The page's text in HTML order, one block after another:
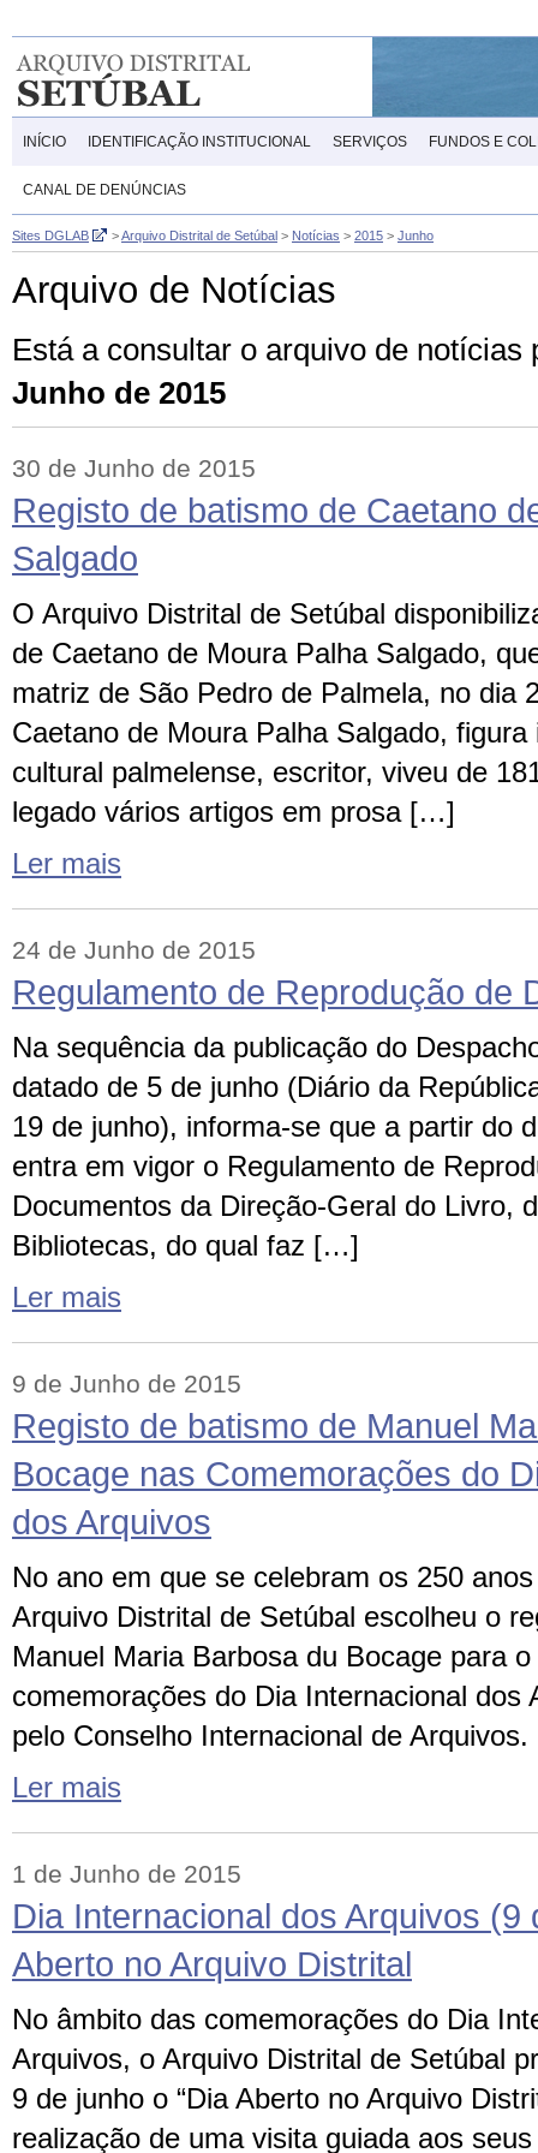
INÍCIO IDENTIFICAÇÃO INSTITUCIONAL SERVIÇOS FUNDOS E
CANAL DE DENÚNCIAS
Sites DGLAB >Arquivo Distrital de Setúbal > Notícias > 2015 > Junho
Arquivo de Notícias
Está a consultar o arquivo de notícias
Junho de 2015
30 de Junho de 2015
Registo de batismo de Caetano
Salgado
O Arquivo Distrital de Setúbal
de Caetano de Moura Palha Salgado,
matriz de São Pedro de Palmela, no dia
Caetano de Moura Palha Salgado,
cultural palmelense, escritor, viveu de
legado vários artigos em prosa […]
Ler mais
24 de Junho de 2015
Regulamento de Reprodução de
Na sequência da publicação do
datado de 5 de junho (Diário da
19 de junho), informa-se que a partir do
entra em vigor o Regulamento de
Documentos da Direção-Geral do Livro,
Bibliotecas, do qual faz […]
Ler mais
9 de Junho de 2015
Registo de batismo de Manuel
Bocage nas Comemorações do
dos Arquivos
No ano em que se celebram os 250
Arquivo Distrital de Setúbal escolheu o
Manuel Maria Barbosa du Bocage para
comemorações do Dia Internacional dos
pelo Conselho Internacional de Arquivos.
Ler mais
1 de Junho de 2015
Dia Internacional dos Arquivos (9
Aberto no Arquivo Distrital
No âmbito das comemorações do Dia
Arquivos, o Arquivo Distrital de Setúbal
9 de junho o “Dia Aberto no Arquivo
realização de uma visita guiada aos